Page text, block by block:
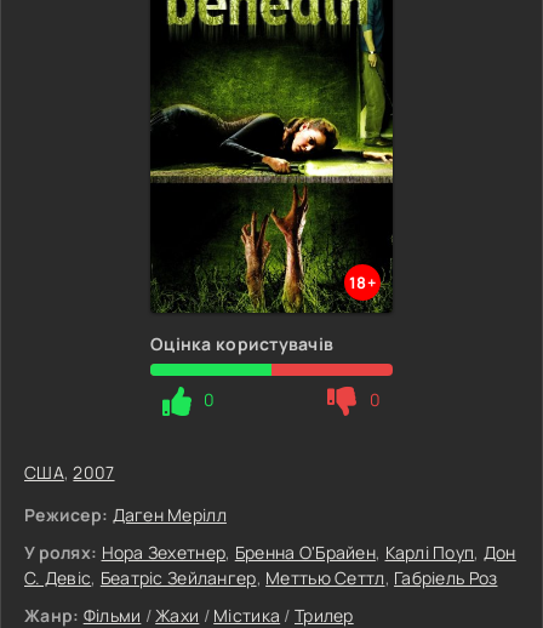
18+
Оцінка користувачів
0 0
США,2007
Режисер: Даген Мерілл
У ролях: Нора Зехетнер, Бренна О'Брайен, Карлі Поуп, Дон
С. Девіс, Беатріс Зейлангер, Меттью Сеттл, Габріель Роз
Жанр: Фільми /Жахи / Містика / Трилер